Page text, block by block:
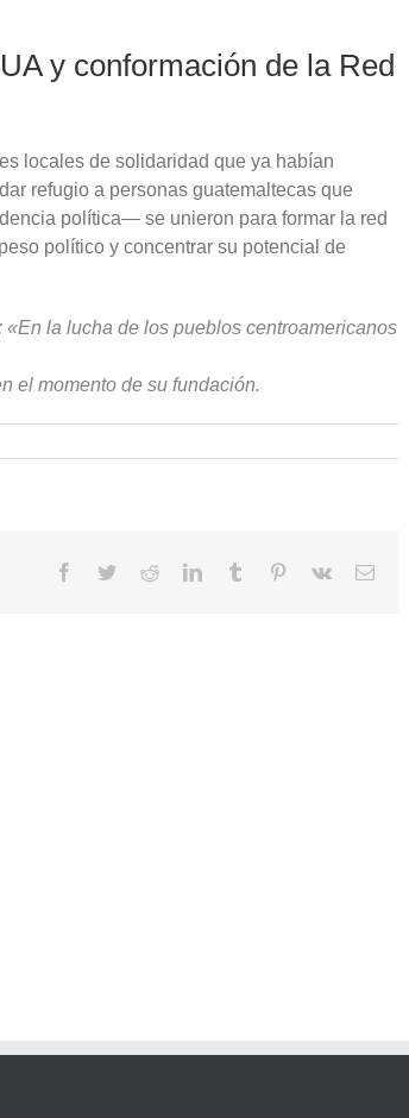
y conformación de la Red
locales de solidaridad que ya habían
refugio a personas guatemaltecas que
política— se unieron para formar la red
político y concentrar su potencial de
la lucha de los pueblos centroamericanos
el momento de su fundación.
Facebook
TwitterRedditLinkedInTumblr Pinterest
Vk Email